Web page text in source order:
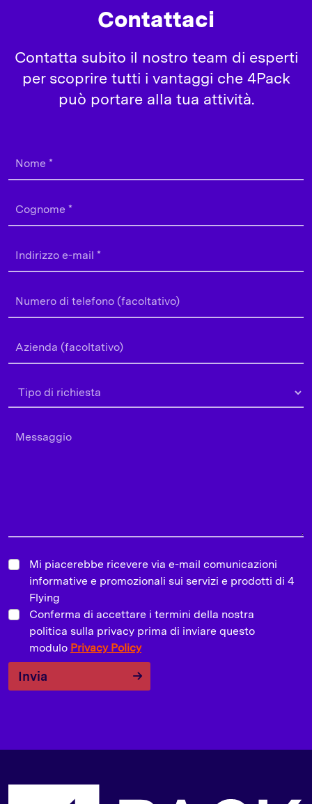
Contattaci
Contatta subito il nostro team di esperti
per scoprire tutti i vantaggi che 4Pack
può portare alla tua attività.
Mi piacerebbe ricevere via e-mail comunicazioni
informative e promozionali sui servizi e prodotti di 4
Flying
Conferma di accettare i termini della nostra
politica sulla privacy prima di inviare questo
modulo Privacy Policy
Invia